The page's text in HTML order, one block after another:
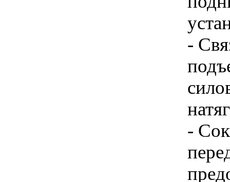
-
-